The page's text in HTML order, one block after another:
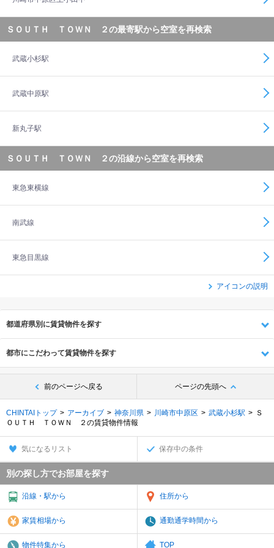
ＳＯＵＴＨ ＴＯＷＮ ２の最寄駅から空室を再検索
武蔵小杉駅
武蔵中原駅
新丸子駅
ＳＯＵＴＨ ＴＯＷＮ ２の沿線から空室を再検索
東急東横線
南武線
東急目黒線
アイコンの説明
都道府県別に賃貸物件を探す
都市にこだわって賃貸物件を探す
前のページへ戻る ページの先頭へ
CHINTAIトップ アーカイブ 神奈川県 川崎市中原区 武蔵小杉駅
Ｓ
ＯＵＴＨ ＴＯＷＮ ２の賃貸物件情報
気になるリスト 保存中の条件
別の探し方でお部屋を探す
沿線・駅から 住所から
家賃相場から 通勤通学時間から
物件特集から TOP